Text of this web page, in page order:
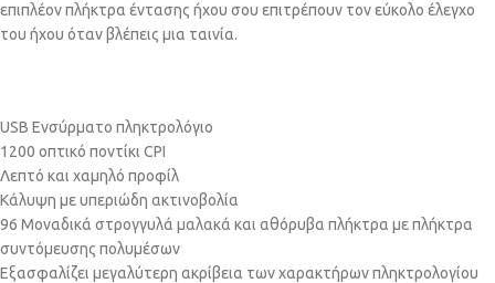
επιπλέον πλήκτρα έντασης ήχου σου επιτρέπουν τον εύκολο έλεγχο
του ήχου όταν βλέπεις μια ταινία.
USB Ενσύρματο πληκτρολόγιο
1200 οπτικό ποντίκι CPI
Λεπτό και χαμηλό προφίλ
Κάλυψη με υπεριώδη ακτινοβολία
96 Μοναδικά στρογγυλά μαλακά και αθόρυβα πλήκτρα με πλήκτρα
συντόμευσης πολυμέσων
Εξασφαλίζει μεγαλύτερη ακρίβεια των χαρακτήρων πληκτρολογίου